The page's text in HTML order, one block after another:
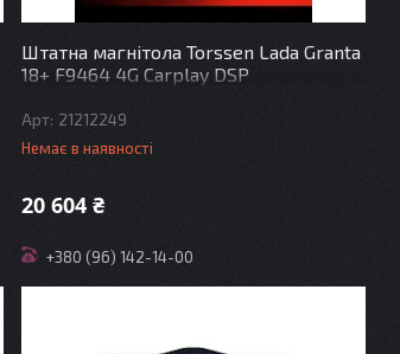
Штатна магнітола Torssen Lada Granta
18+ F9464 4G Carplay DSP
21212249
Немає в наявності
20 604 ₴
+380 (96) 142-14-00